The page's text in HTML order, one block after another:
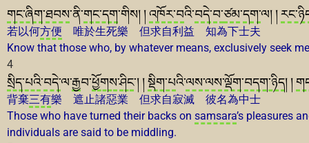
གང་ཞིག་ཐབས་ནི་གང་དག་གིས། །འཁོར་བའི་བདེ་བ་ཙམ་དག་ལ། །
若以何方便 唯於生死樂 但求自利益 知為下士夫
Know that those who, by whatever means, exclusively seek
4
སྲིད་པའི་བདེ་ལ་རྒྱབ་ཕྱོགས་ཤིང་། །སྡིག་པའི་ལས་ལས་ལྡོག་བདག་ཉིད། །
背棄三有樂 遮止諸惡業 但求自寂滅 彼名為中士
Those who have turned their backs on samsara’s pleasures
individuals are said to be middling.